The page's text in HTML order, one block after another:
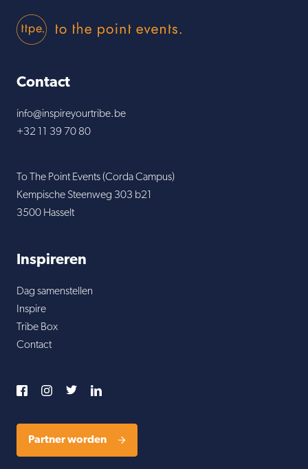
Contact
info@inspireyourtribe.be
+32 11 39 70 80
To The Point Events (Corda Campus)
Kempische Steenweg 303 b21
3500 Hasselt
Inspireren
Dag samenstellen
Inspire
Tribe Box
Contact
Partner worden